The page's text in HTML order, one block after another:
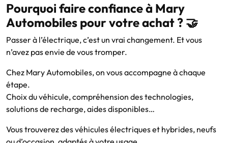
Pourquoi faire confiance à Mary
Automobiles pour votre achat ? 🤝
Passer à l’électrique, c’est un vrai changement. Et vous
n’avez pas envie de vous tromper.
Chez Mary Automobiles, on vous accompagne à chaque
étape.
Choix du véhicule, compréhension des technologies,
solutions de recharge, aides disponibles…
Vous trouverez des véhicules électriques et hybrides, neufs